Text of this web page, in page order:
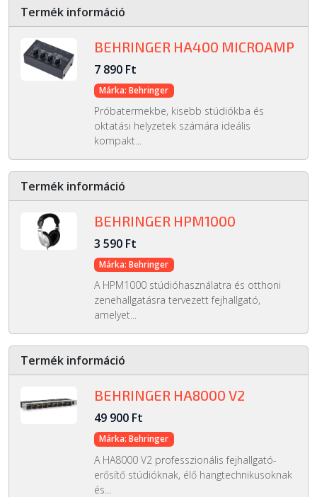
Termék információ
BEHRINGER HA400 MICROAMP
7 890 Ft
Márka: Behringer
Próbatermekbe, kisebb stúdiókba és
oktatási helyzetek számára ideális
kompakt...
Termék információ
BEHRINGER HPM1000
3 590 Ft
Márka: Behringer
A HPM1000 stúdióhasználatra és otthoni
zenehallgatásra tervezett fejhallgató,
amelyet...
Termék információ
BEHRINGER HA8000 V2
49 900 Ft
Márka: Behringer
A HA8000 V2 professzionális fejhallgató-
erősítő stúdióknak, élő hangtechnikusoknak
és...